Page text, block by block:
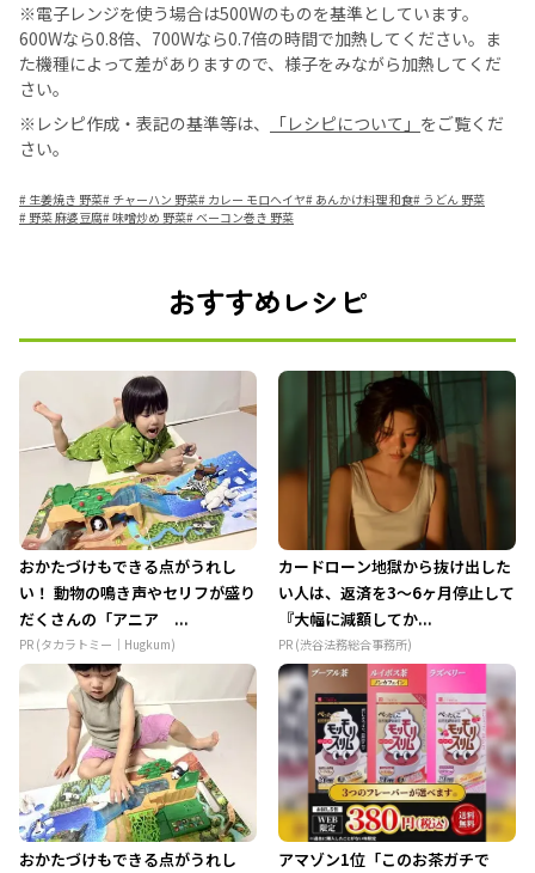
※電子レンジを使う場合は500Wのものを基準としています。
600Wなら0.8倍、700Wなら0.7倍の時間で加熱してください。ま
た機種によって差がありますので、様子をみながら加熱してくだ
さい。
※レシピ作成・表記の基準等は、
「レシピについて」 をご覧くだ
さい。
# 生姜焼き 野菜# チャーハン 野菜# カレー モロヘイヤ# あんかけ料理 和食# うどん 野菜
# 野菜 麻婆豆腐#味噌炒め 野菜#ベーコン巻き 野菜
おすすめレシピ
おかたづけもできる点がうれし
い！ 動物の鳴き声やセリフが盛り
だくさんの「アニア ...
PR (タカラトミー｜Hugkum)
カードローン地獄から抜け出した
い人は、返済を3～6ヶ月停止して
『大幅に減額してか...
PR (渋谷法務総合事務所)
おかたづけもできる点がうれし
アマゾン1位「このお茶ガチで